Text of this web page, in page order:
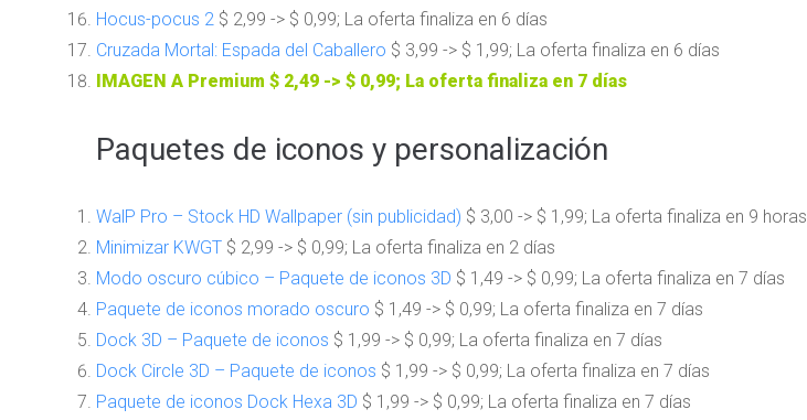
Hocus-pocus 2 $ 2,99 -> $ 0,99; La oferta finaliza en 6 días
Cruzada Mortal: Espada del Caballero $ 3,99 -> $ 1,99; La oferta finaliza en 6 días
IMAGEN A Premium $ 2,49 -> $ 0,99; La oferta finaliza en 7 días
Paquetes de iconos y personalización
WalP Pro – Stock HD Wallpaper (sin publicidad) $ 3,00 -> $ 1,99; La oferta finaliza en 9 horas
Minimizar KWGT $ 2,99 -> $ 0,99; La oferta finaliza en 2 días
Modo oscuro cúbico – Paquete de iconos 3D $ 1,49 -> $ 0,99; La oferta finaliza en 7 días
Paquete de iconos morado oscuro $ 1,49 -> $ 0,99; La oferta finaliza en 7 días
Dock 3D – Paquete de iconos $ 1,99 -> $ 0,99; La oferta finaliza en 7 días
Dock Circle 3D – Paquete de iconos $ 1,99 -> $ 0,99; La oferta finaliza en 7 días
Paquete de iconos Dock Hexa 3D $ 1,99 -> $ 0,99; La oferta finaliza en 7 días